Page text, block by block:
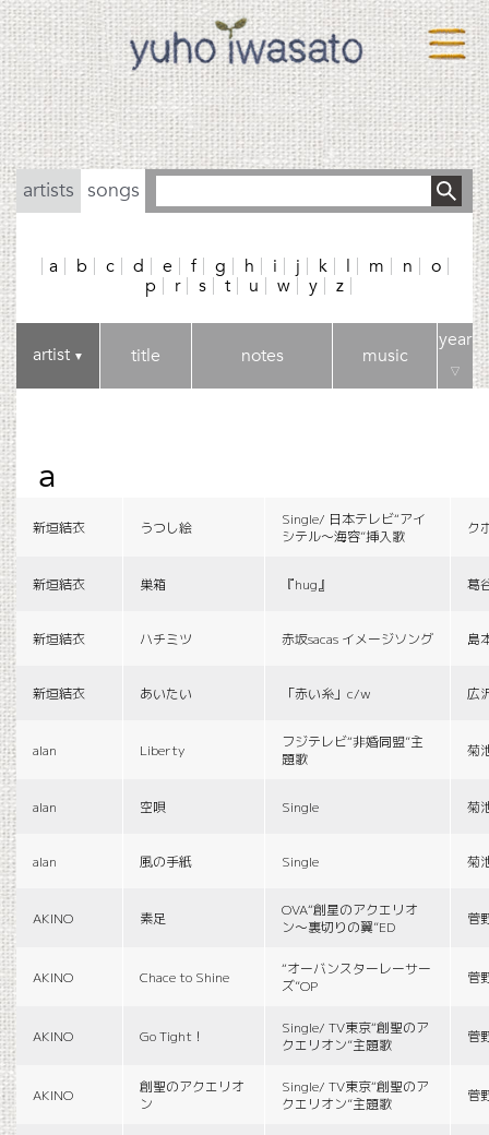
artists songs
a b c d e f g h i j k l m n
o
p
r s t u w y z
artist▼ title notes music
year
▽
a
新垣結衣 うつし絵
Single/ 日本テレビ“アイ
シテル〜海容”挿入歌
ク
新垣結衣 巣箱 『hug』 葛
新垣結衣 ハチミツ 赤坂sacas イメージソング 島
新垣結衣 あいたい 「赤い糸」c/w 広
alan Liberty
フジテレビ“非婚同盟”主
題歌
菊
alan 空唄 Single 菊
alan 風の手紙 Single 菊
AKINO 素足
OVA“創星のアクエリオ
ン〜裏切りの翼”ED
菅
AKINO Chace to Shine
“オーバンスターレーサー
ズ”OP
菅
AKINO Go Tight！
Single/ TV東京“創聖のア
クエリオン”主題歌
菅
AKINO
創聖のアクエリオ
ン
Single/ TV東京“創聖のア
クエリオン”主題歌
菅